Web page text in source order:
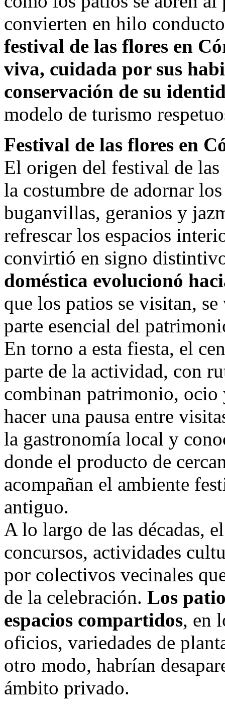
convierten en hilo
festival de las flores en
viva, cuidada por sus
conservación de su
modelo de turismo
Festival de las flores en
El origen del festival de
la costumbre de adornar
buganvillas, geranios y
refrescar los espacios
convirtió en signo
doméstica evolucionó
que los patios se visitan,
parte esencial del
En torno a esta fiesta, el
parte de la actividad, con
combinan patrimonio, ocio
hacer una pausa entre
la gastronomía local y
donde el producto de
acompañan el ambiente
antiguo.
A lo largo de las décadas,
concursos, actividades
por colectivos vecinales
de la celebración. Los
espacios compartidos, en
oficios, variedades de
otro modo, habrían
ámbito privado.